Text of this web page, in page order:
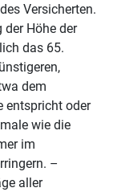
Versicherten.
der Höhe der
das 65.
dem
entspricht oder
wie die
im
–
aller